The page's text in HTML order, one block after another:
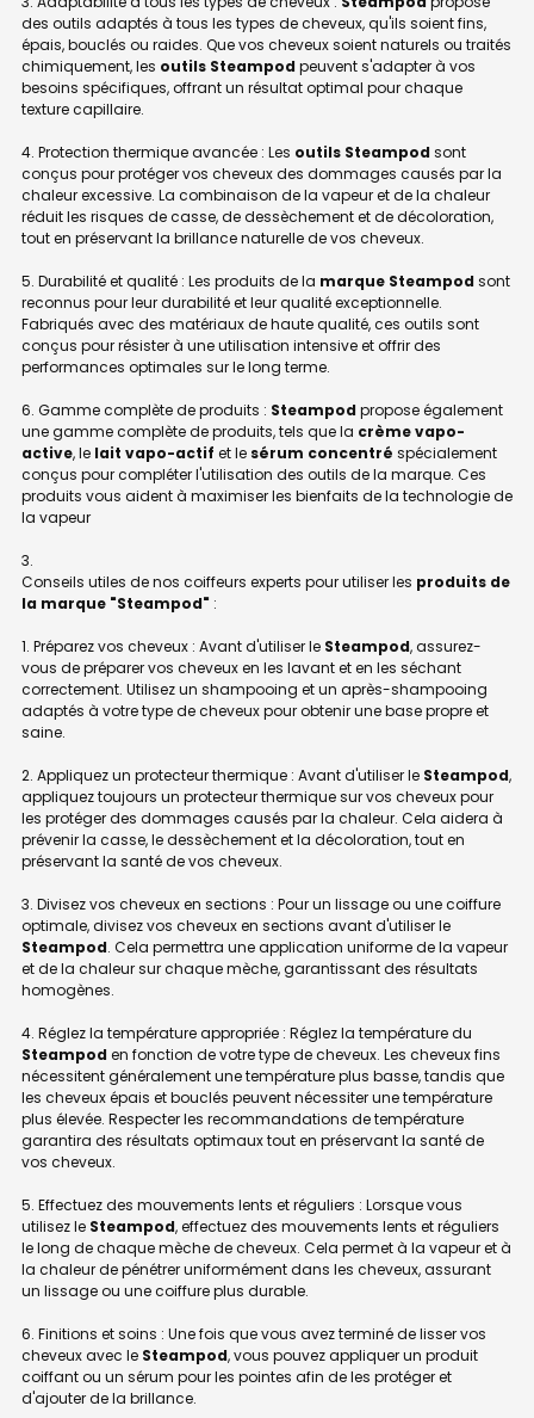
des outils adaptés à tous les types de cheveux, qu'ils soient fins,
épais, bouclés ou raides. Que vos cheveux soient naturels ou traités
chimiquement, les outils Steampod peuvent s'adapter à vos
besoins spécifiques, offrant un résultat optimal pour chaque
texture capillaire.
4. Protection thermique avancée : Les outils Steampod sont
conçus pour protéger vos cheveux des dommages causés par la
chaleur excessive. La combinaison de la vapeur et de la chaleur
réduit les risques de casse, de dessèchement et de décoloration,
tout en préservant la brillance naturelle de vos cheveux.
5. Durabilité et qualité : Les produits de la marque Steampod sont
reconnus pour leur durabilité et leur qualité exceptionnelle.
Fabriqués avec des matériaux de haute qualité, ces outils sont
conçus pour résister à une utilisation intensive et offrir des
performances optimales sur le long terme.
6. Gamme complète de produits : Steampod propose également
une gamme complète de produits, tels que la crème vapo-
active, le lait vapo-actif et le sérum concentré spécialement
conçus pour compléter l'utilisation des outils de la marque. Ces
produits vous aident à maximiser les bienfaits de la technologie de
la vapeur
Conseils utiles de nos coiffeurs experts pour utiliser les produits de
la marque "Steampod" :
1. Préparez vos cheveux : Avant d'utiliser le Steampod, assurez-
vous de préparer vos cheveux en les lavant et en les séchant
correctement. Utilisez un shampooing et un après-shampooing
adaptés à votre type de cheveux pour obtenir une base propre et
saine.
2. Appliquez un protecteur thermique : Avant d'utiliser le Steampod,
appliquez toujours un protecteur thermique sur vos cheveux pour
les protéger des dommages causés par la chaleur. Cela aidera à
prévenir la casse, le dessèchement et la décoloration, tout en
préservant la santé de vos cheveux.
3. Divisez vos cheveux en sections : Pour un lissage ou une coiffure
optimale, divisez vos cheveux en sections avant d'utiliser le
Steampod. Cela permettra une application uniforme de la vapeur
et de la chaleur sur chaque mèche, garantissant des résultats
homogènes.
4. Réglez la température appropriée : Réglez la température du
Steampod en fonction de votre type de cheveux. Les cheveux fins
nécessitent généralement une température plus basse, tandis que
les cheveux épais et bouclés peuvent nécessiter une température
plus élevée. Respecter les recommandations de température
garantira des résultats optimaux tout en préservant la santé de
vos cheveux.
5. Effectuez des mouvements lents et réguliers : Lorsque vous
utilisez le Steampod, effectuez des mouvements lents et réguliers
le long de chaque mèche de cheveux. Cela permet à la vapeur et à
la chaleur de pénétrer uniformément dans les cheveux, assurant
un lissage ou une coiffure plus durable.
6. Finitions et soins : Une fois que vous avez terminé de lisser vos
cheveux avec le Steampod, vous pouvez appliquer un produit
coiffant ou un sérum pour les pointes afin de les protéger et
d'ajouter de la brillance.